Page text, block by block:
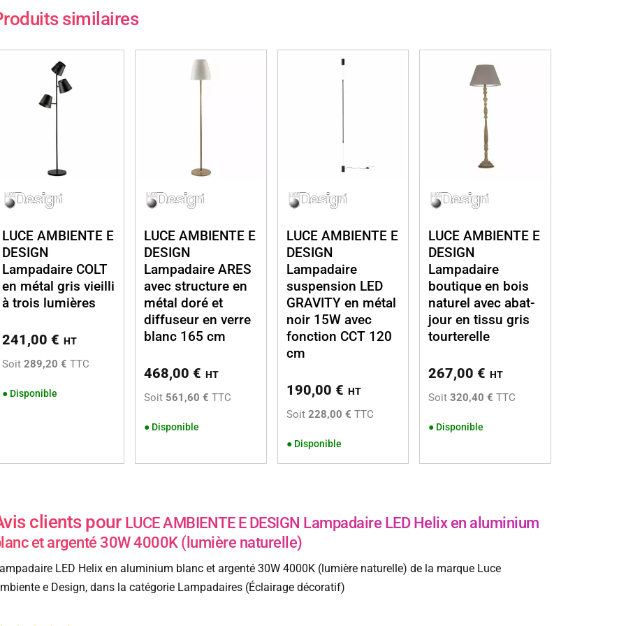
similaires
LUCE AMBIENTE E
DESIGN
Lampadaire COLT
en métal gris vieilli
à trois lumières
241,00 € HT
Soit 289,20 € TTC
● Disponible
LUCE AMBIENTE E
DESIGN
Lampadaire ARES
avec structure en
métal doré et
diffuseur en verre
blanc 165 cm
468,00€ HT
Soit 561,60 € TTC
● Disponible
LUCE AMBIENTE E
DESIGN
Lampadaire
suspension LED
GRAVITY en métal
noir 15W avec
fonction CCT 120
cm
190,00 € HT
Soit 228,00 € TTC
● Disponible
LUCE AMBIENTE E
DESIGN
Lampadaire
boutique en bois
naturel avec abat-
jour en tissu gris
tourterelle
267,00€ HT
Soit320,40 € TTC
● Disponible
clients pour LUCE AMBIENTE E DESIGN Lampadaire LED Helix en aluminium
et argenté 30W 4000K (lumière naturelle)
LED Helix en aluminium blanc et argenté 30W 4000K (lumière naturelle) de la marque Luce
e Design, dans la catégorie Lampadaires (Éclairage décoratif)